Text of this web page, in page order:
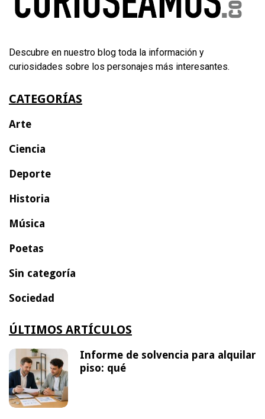
Descubre en nuestro blog toda la información y
curiosidades sobre los personajes más interesantes.
CATEGORÍAS
Arte
Ciencia
Deporte
Historia
Música
Poetas
Sin categoría
Sociedad
ÚLTIMOS ARTÍCULOS
Informe de solvencia para alquilar
piso: qué